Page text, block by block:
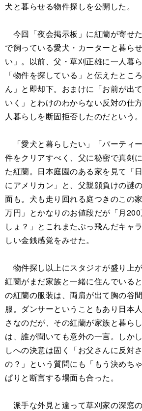
犬と暮らせる物件探しを公開した。
今回「夜会掲示板」に紅蘭が寄せ
で飼っている愛犬・カーターと暮ら
い」。以前、父・草刈正雄に一人暮
「物件を探している」と伝えたとこ
ん」と即却下。おまけに「お前が出
いく」とわけのわからない反対の仕
人暮らしを断固拒否したのだという。
「愛犬と暮らしたい」「パーティ
件をクリアすべく、父に秘密で真剣
た紅蘭。日本庭園のある家を見て「
にアメリカン」と、父親顔負けの謎
面も。犬も走り回れる庭つきのこの
万円」とかなりのお値段だが「月
しょ？」とこれまたぶっ飛んだキャ
しい金銭感覚をみせた。
物件探し以上にスタジオが盛り上
紅蘭がまだ家族と一緒に住んでいる
の紅蘭の服装は、両肩が出て胸の谷
服。ダンサーということもあり日本
さなのだが、その紅蘭が家族と暮ら
は、誰が聞いても意外の一言。しか
しへの決意は固く「お父さんに反対
の？」という質問にも「もう決めち
ぱりと断言する場面も合った。
派手な外見と違って草刈家の深窓